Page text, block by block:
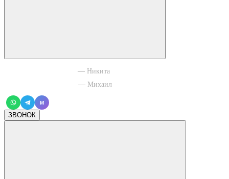
— Никита
— Михаил
M
ЗВОНОК